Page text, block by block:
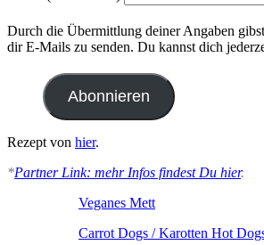
Durch die Übermittlung deiner Angaben
dir E-Mails zu senden. Du kannst dich
Abonnieren
Rezept von hier.
*Partner Link: mehr Infos findest Du hier.
Veganes Mett
Carrot Dogs / Karotten Hot